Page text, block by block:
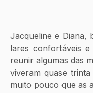
Jacqueline e Diana,
lares confortáveis
reunir algumas das
viveram quase
muito pouco que as